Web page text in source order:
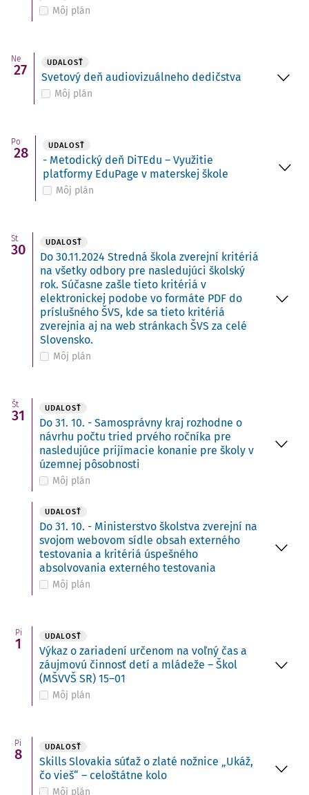
Môj plán
Ne
27 UDALOSŤ
Svetový deň audiovizuálneho dedičstva
Môj plán
Po
28 UDALOSŤ
- Metodický deň DiTEdu – Využitie
platformy EduPage v materskej škole
Môj plán
St
30 UDALOSŤ
Do 30.11.2024 Stredná škola zverejní kritériá
na všetky odbory pre nasledujúci školský
rok. Súčasne zašle tieto kritériá v
elektronickej podobe vo formáte PDF do
príslušného ŠVS, kde sa tieto kritériá
zverejnia aj na web stránkach ŠVS za celé
Slovensko.
Môj plán
Št
31 UDALOSŤ
Do 31. 10. - Samosprávny kraj rozhodne o
návrhu počtu tried prvého ročníka pre
nasledujúce prijímacie konanie pre školy v
územnej pôsobnosti
Môj plán
UDALOSŤ
Do 31. 10. - Ministerstvo školstva zverejní na
svojom webovom sídle obsah externého
testovania a kritériá úspešného
absolvovania externého testovania
Môj plán
Pi
1 UDALOSŤ
Výkaz o zariadení určenom na voľný čas a
záujmovú činnosť detí a mládeže – Škol
(MŠVVŠ SR) 15–01
Môj plán
Pi
8 UDALOSŤ
Skills Slovakia súťaž o zlaté nožnice „Ukáž,
čo vieš“ – celoštátne kolo
Môj plán